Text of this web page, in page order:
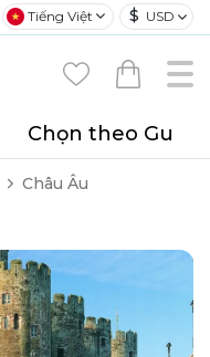
Tiếng Việt $ USD
Chọn theo Gu
Châu Âu